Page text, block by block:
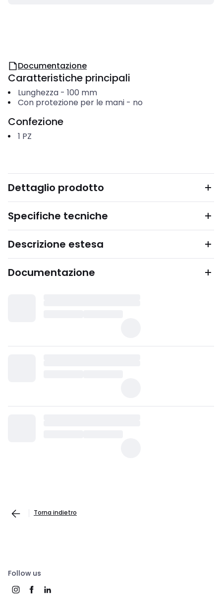
Documentazione
Caratteristiche principali
Lunghezza- 100 mm
Con protezione per le mani- no
Confezione
1 PZ
Dettaglio prodotto
Specifiche tecniche
Descrizione estesa
Documentazione
Torna indietro
Follow us